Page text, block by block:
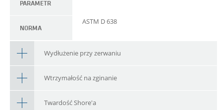
PARAMETR
NORMA
ASTM D 638
Wydłużenie przy zerwaniu
Wtrzymałość na zginanie
Twardość Shore'a